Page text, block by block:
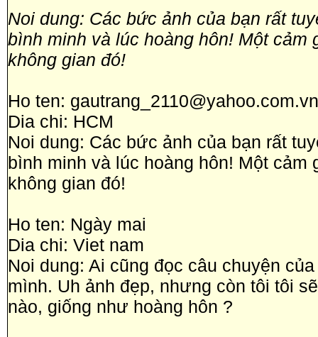
Noi dung: Các bức ảnh của bạn rất
bình minh và lúc hoàng hôn! Một
không gian đó!
Ho ten: gautrang_2110@yahoo.com.vn
Dia chi: HCM
Noi dung: Các bức ảnh của bạn rất
bình minh và lúc hoàng hôn! Một
không gian đó!
Ho ten: Ngày mai
Dia chi: Viet nam
Noi dung: Ai cũng đọc câu chuyện
mình. Uh ảnh đẹp, nhưng còn tôi tôi
nào, giống như hoàng hôn ?